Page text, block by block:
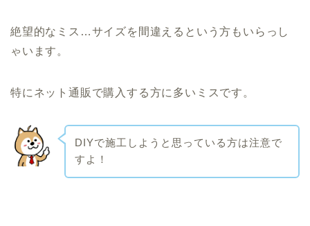
絶望的なミス…サイズを間違えるという方もいらっし
ゃいます。
特にネット通販で購入する方に多いミスです。
DIYで施工しようと思っている方は注意で
すよ！